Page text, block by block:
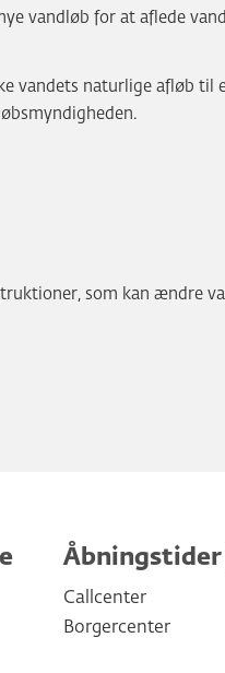
vandløb for at aflede
vandets naturlige afløb til
som kan ændre
Åbningstider
Callcenter
Borgercenter